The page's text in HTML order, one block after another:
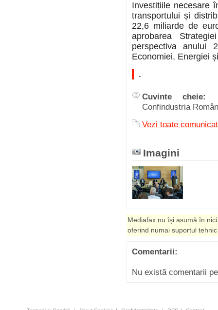
Investițiile necesare
transportului și
22,6 miliarde de
aprobarea
perspectiva anului
Economiei, Energiei
.
Cuvinte cheie:
Confindustria
Vezi toate
Imagini
Mediafax nu îşi asumă în
oferind numai suportul
Comentarii:
Nu există comentarii